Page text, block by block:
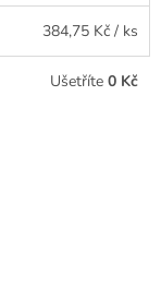
384,75 Kč / ks
Ušetříte 0 Kč